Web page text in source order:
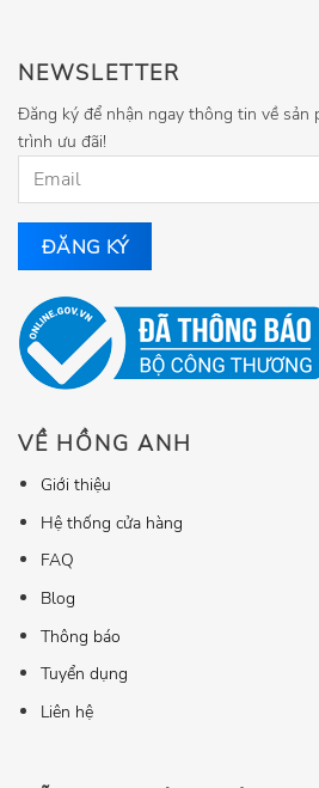
NEWSLETTER
Đăng ký để nhận ngay thông tin về sản
trình ưu đãi!
VỀ HỒNG ANH
Giới thiệu
Hệ thống cửa hàng
FAQ
Blog
Thông báo
Tuyển dụng
Liên hệ